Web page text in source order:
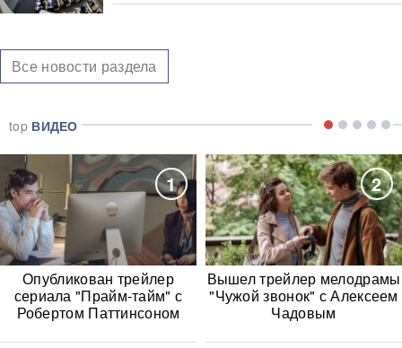
Все новости раздела
top ВИДЕО
1
Опубликован трейлер
сериала "Прайм-тайм" с
Робертом Паттинсоном
2
Вышел трейлер мелодрамы
"Чужой звонок" с Алексеем
Чадовым